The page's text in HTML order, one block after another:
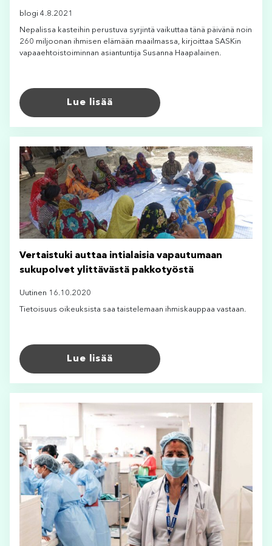
blogi 4.8.2021
Nepalissa kasteihin perustuva syrjintä vaikuttaa tänä päivänä noin
260 miljoonan ihmisen elämään maailmassa, kirjoittaa SASKin
vapaaehtoistoiminnan asiantuntija Susanna Haapalainen.
Lue lisää
Vertaistuki auttaa intialaisia vapautumaan
sukupolvet ylittävästä pakkotyöstä
Uutinen 16.10.2020
Tietoisuus oikeuksista saa taistelemaan ihmiskauppaa vastaan.
Lue lisää